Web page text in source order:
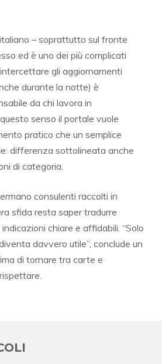
– soprattutto sul fronte
ed è uno dei più complicati
intercettare gli aggiornamenti
durante la notte) è
da chi lavora in
senso il portale vuole
pratico che un semplice
differenza sottolineata anche
di categoria.
consulenti raccolti in
sfida resta saper tradurre
chiare e affidabili. “Solo
davvero utile”, conclude un
di tornare tra carte e